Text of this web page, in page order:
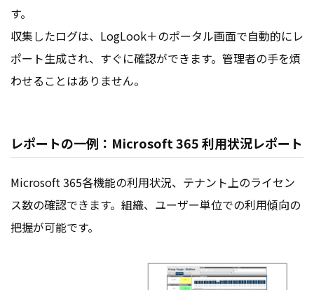
す。
収集したログは、LogLook＋のポータル画面で自動的にレ
ポート生成され、すぐに確認ができます。管理者の手を煩
わせることはありません。
レポートの一例：Microsoft 365 利用状況レポート
Microsoft 365各機能の利用状況、テナント上のライセン
ス数の確認できます。組織、ユーザー単位での利用傾向の
把握が可能です。